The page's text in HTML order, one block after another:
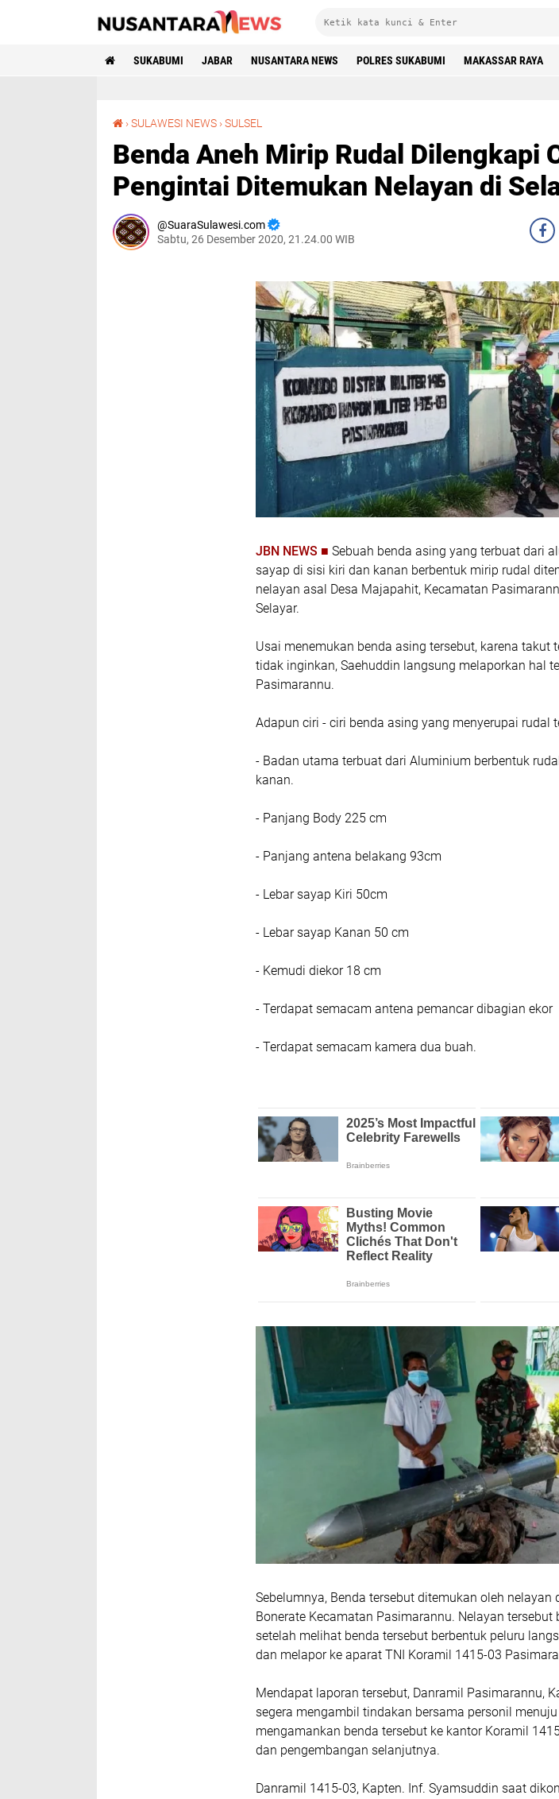
SUKABUMI JABAR NUSANTARA NEWS POLRES SUKABUMI MAKASSAR RAYA
›SULAWESI NEWS ›SULSEL
Benda Aneh Mirip Rudal Dilengkapi
Pengintai Ditemukan Nelayan di
SuaraSulawesi.com
Sabtu, 26 Desember 2020, 21.24.00 WIB
JBN NEWS ■ Sebuah benda asing yang terbuat dari
sayap di sisi kiri dan kanan berbentuk mirip rudal
nelayan asal Desa Majapahit, Kecamatan
Selayar.
Usai menemukan benda asing tersebut, karena takut
tidak inginkan, Saehuddin langsung melaporkan hal
Pasimarannu.
Adapun ciri - ciri benda asing yang menyerupai rudal
- Badan utama terbuat dari Aluminium berbentuk
kanan.
- Panjang Body 225 cm
- Panjang antena belakang 93cm
- Lebar sayap Kiri 50cm
- Lebar sayap Kanan 50 cm
- Kemudi diekor 18 cm
- Terdapat semacam antena pemancar dibagian ekor
- Terdapat semacam kamera dua buah.
Sebelumnya, Benda tersebut ditemukan oleh nelayan
Bonerate Kecamatan Pasimarannu. Nelayan tersebut
setelah melihat benda tersebut berbentuk peluru
dan melapor ke aparat TNI Koramil 1415-03
Mendapat laporan tersebut, Danramil Pasimarannu,
segera mengambil tindakan bersama personil
mengamankan benda tersebut ke kantor Koramil
dan pengembangan selanjutnya.
Danramil 1415-03, Kapten. Inf. Syamsuddin saat